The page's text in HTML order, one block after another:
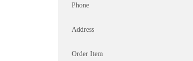
Phone
Address
Order Item